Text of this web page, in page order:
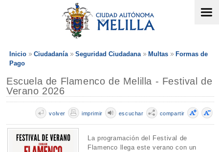
Inicio Ciudadanía Seguridad Ciudadana Multas
Formas de
Pago
Escuela de Flamenco de Melilla - Festival de
Verano 2026
compartir
escuchar
imprimir
volver
La programación del Festival de
Flamenco llega este verano con un